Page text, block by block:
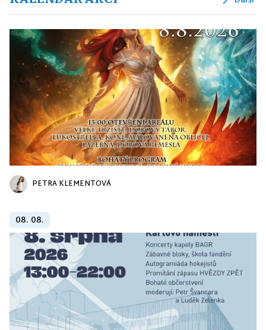
PETRA KLEMENTOVÁ
08. 08.